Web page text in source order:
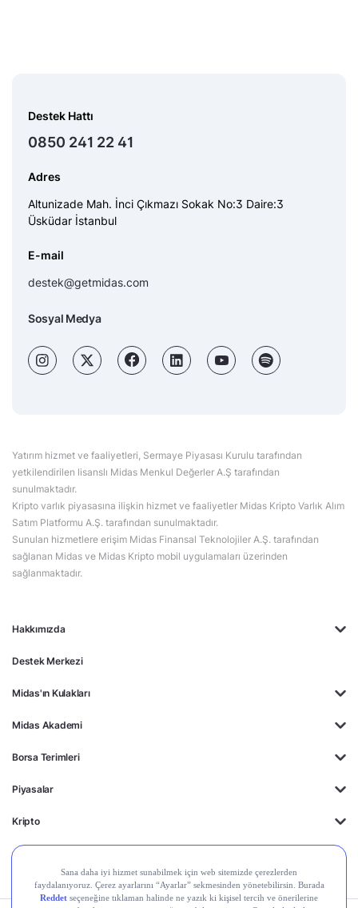
Hakkımızda
Destek Merkezi
Midas'ın Kulakları
Midas Akademi
Borsa Terimleri
Piyasalar
Kripto
Ayrıcalıklar
Destek Hattı
0850 241 22 41
Adres
Altunizade Mah. İnci Çıkmazı Sokak No:3 Daire:3
Üsküdar İstanbul
E-mail
destek@getmidas.com
Sosyal Medya
Yatırım hizmet ve faaliyetleri, Sermaye Piyasası Kurulu tarafından
yetkilendirilen lisanslı Midas Menkul Değerler A.Ş tarafından
sunulmaktadır.
Kripto varlık piyasasına ilişkin hizmet ve faaliyetler Midas Kripto Varlık Alım
Satım Platformu A.Ş. tarafından sunulmaktadır.
Sunulan hizmetlere erişim Midas Finansal Teknolojiler A.Ş. tarafından
sağlanan Midas ve Midas Kripto mobil uygulamaları üzerinden
sağlanmaktadır.